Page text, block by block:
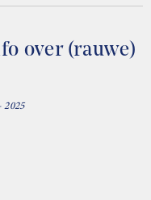
over (rauwe)
2025